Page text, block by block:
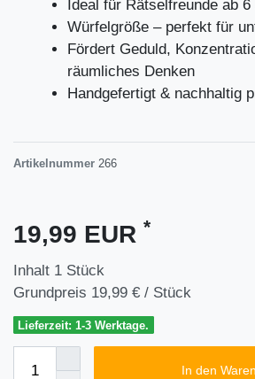
Ideal für Rätselfreunde ab 6
Würfelgröße – perfekt für
Fördert Geduld,
räumliches Denken
Handgefertigt & nachhaltig
Artikelnummer 266
19,99 EUR *
Inhalt 1 Stück
Grundpreis 19,99 € / Stück
Lieferzeit: 1-3 Werktage.
In den